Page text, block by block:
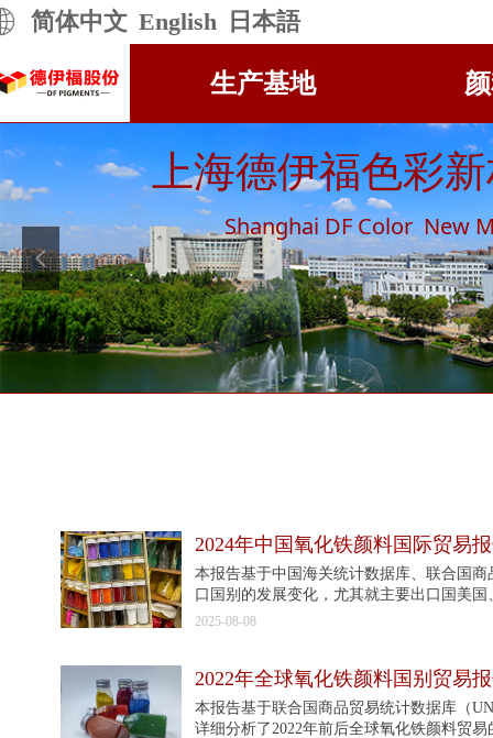
生产基地
上海德伊福色彩
Shanghai DF Color New
넳
简体中文 English 日本語
2024年中国氧化铁颜料国际贸易
本报告基于中国海关统计数据库、联合国
口国别的发展变化，尤其就主要出口国美
析与比较，旨在为中国氧化铁颜料的供给
2025-08-08
2022年全球氧化铁颜料国别贸易
本报告基于联合国商品贸易统计数据库（
详细分析了2022年前后全球氧化铁颜料贸